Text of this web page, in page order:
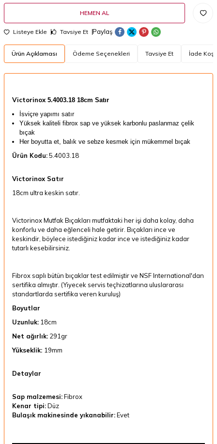
HEMEN AL
Listeye Ekle Tavsiye Et Paylaş
Ürün Açıklaması Ödeme Seçenekleri Tavsiye Et İade
Victorinox 5.4003.18 18cm Satır
İsviçre yapımı satır
Yüksek kaliteli fibrox sap ve yüksek karbonlu paslanmaz çelik
bıçak
Her boyutta et, balık ve sebze kesmek için mükemmel bıçak
Ürün Kodu:5.4003.18
Victorinox Satır
18cm ultra keskin satır.
Victorinox Mutfak Bıçakları mutfaktaki her işi daha kolay, daha
konforlu ve daha eğlenceli hale getirir. Bıçakları ince ve
keskindir, böylece istediğiniz kadar ince ve istediğiniz kadar
tutarlı kesebilirsiniz.
Fibrox saplı bütün bıçaklar test edilmiştir ve NSF International'dan
sertifika almıştır. (Yiyecek servis teçhizatlarına uluslararası
standartlarda sertifika veren kuruluş)
Boyutlar
Uzunluk: 18cm
Net ağırlık: 291gr
Yükseklik: 19mm
Detaylar
Sap malzemesi:Fibrox
Kenar tipi:Düz
Bulaşık makinesinde yıkanabilir:Evet